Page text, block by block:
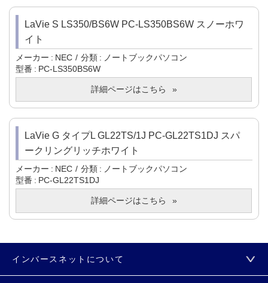
LaVie S LS350/BS6W PC-LS350BS6W スノーホワ
イト
メーカー NEC 分類
ノートブックパソコン
型番
PC-LS350BS6W
詳細ページはこちら
LaVie G タイプL GL22TS/1J PC-GL22TS1DJ スパ
ークリングリッチホワイト
メーカー NEC 分類
ノートブックパソコン
型番
PC-GL22TS1DJ
詳細ページはこちら
インバースネットについて